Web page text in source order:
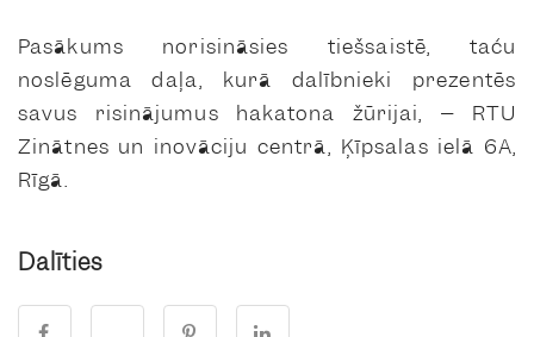
Pasākums norisināsies tiešsaistē, taču
noslēguma daļa, kurā dalībnieki prezentēs
savus risinājumus hakatona žūrijai, – RTU
Zinātnes un inovāciju centrā, Ķīpsalas ielā 6A,
Rīgā.
Dalīties